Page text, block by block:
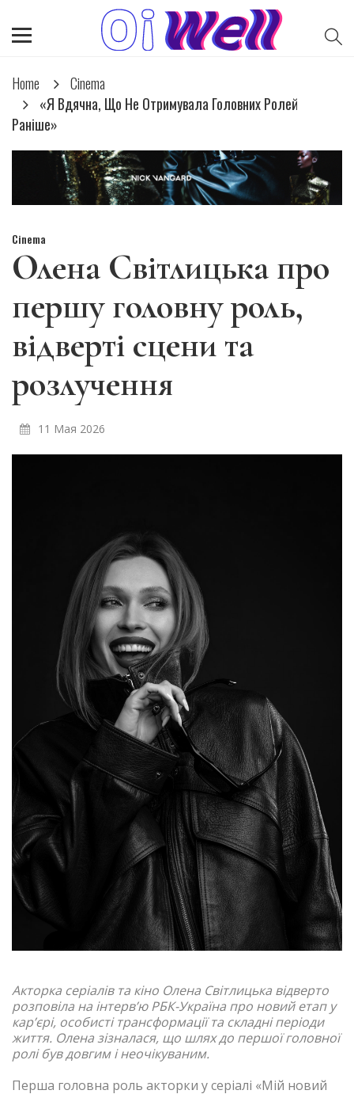
Home
Cinema
«Я Вдячна, Що Не Отримувала Головних Ролей
Раніше»
Cinema
Олена Світлицька про
першу головну роль,
відверті сцени та
розлучення
11 Мая 2026
Акторка серіалів та кіно Олена Світлицька відверто
розповіла на інтервʼю РБК-Україна про новий етап у
кар’єрі, особисті трансформації та складні періоди
життя. Олена зізналася, що шлях до першої головної
ролі був довгим і неочікуваним.
Перша головна роль акторки у серіалі «Мій новий